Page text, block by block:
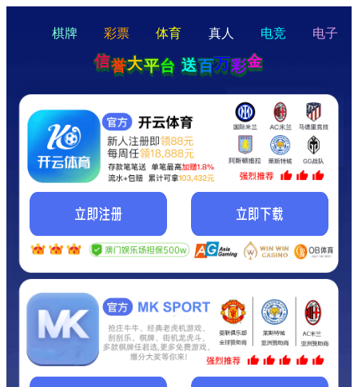
hello
Hey Guys!
我们即将上线啦...